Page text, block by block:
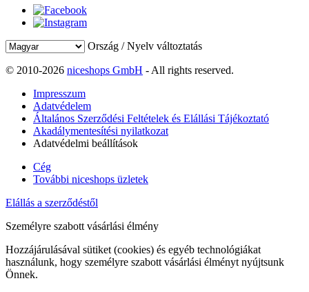
Ország / Nyelv változtatás
© 2010-2026 niceshops GmbH - All rights reserved.
Impresszum
Adatvédelem
Általános Szerződési Feltételek és Elállási Tájékoztató
Akadálymentesítési nyilatkozat
Adatvédelmi beállítások
Cég
További niceshops üzletek
Elállás a szerződéstől
Személyre szabott vásárlási élmény
Hozzájárulásával sütiket (cookies) és egyéb technológiákat
használunk, hogy személyre szabott vásárlási élményt nyújtsunk
Önnek.